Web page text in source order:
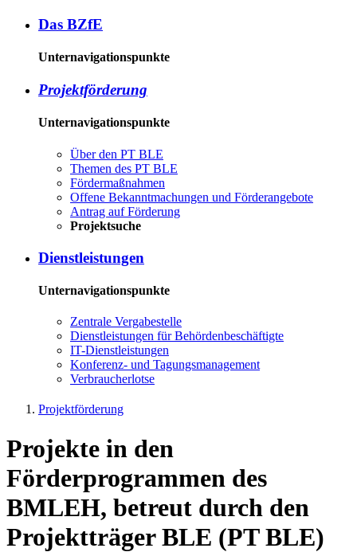
Das BZ­fE
Unternavigationspunkte
Pro­jekt­för­de­rung
Unternavigationspunkte
Über den PT BLE
The­men des PT BLE
För­der­maß­nah­men
Of­fe­ne Be­kannt­ma­chun­gen und För­der­an­ge­bo­te
An­trag auf För­de­rung
Pro­jekt­su­che
Dienst­leis­tun­gen
Unternavigationspunkte
Zen­tra­le Ver­ga­be­stel­le
Dienst­leis­tun­gen für Be­hör­den­be­schäf­tig­te
IT-Dienst­leis­tun­gen
Kon­fe­renz- und Tagungs­management
Ver­brau­cher­lot­se
Projektförderung
Projekte in den
Förderprogrammen des
BMLEH, betreut durch den
Projektträger BLE (PT BLE)